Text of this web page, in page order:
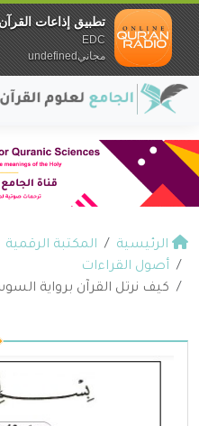
الرئيسية المكتبة الرقمية
أصول القراءات
كيف نرتل القرآن برواية
تطبيق إذاعات
EDC
مجانيundefined